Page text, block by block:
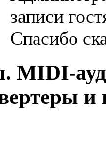
записи
Спасибо
MIDI-